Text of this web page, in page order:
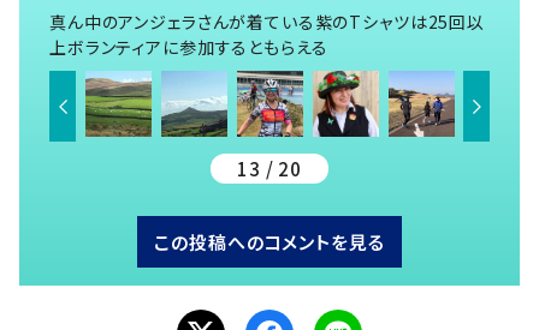
真ん中のアンジェラさんが着ている紫のTシャツは25回以
上ボランティアに参加するともらえる
13 / 20
この投稿へのコメントを見る